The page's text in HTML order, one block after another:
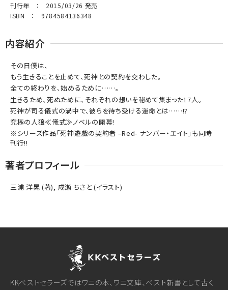
刊行年 ： 2015/03/26 発売
ISBN ： 9784584136348
内容紹介
その日僕は、
もう生きることを止めて、死神との契約を交わした。
全ての終わりを、始めるために……。
生きるため、死ぬために、それぞれの想いを秘めて集まった17人。
死神が司る儀式の渦中で、彼らを待ち受ける運命とは……!?
究極の人狼≪儀式≫ノベルの開幕!
※シリーズ作品「死神遊戯の契約者 –Red- ナンバー・エイト」も同時
刊行!!
著者プロフィール
三浦 洋晃 (著), 成瀬 ちさと (イラスト)
KKベストセラーズではワニの本、ワニ文庫、ベスト新書として古く